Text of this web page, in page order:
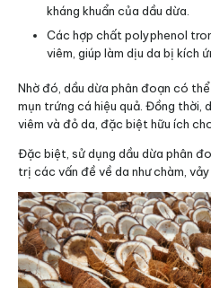
kháng khuẩn của dầu dừa.
Các hợp chất polyphenol
viêm, giúp làm dịu da bị kích
Nhờ đó, dầu dừa phân đoạn có
mụn trứng cá hiệu quả. Đồng thời,
viêm và đỏ da, đặc biệt hữu ích
Đặc biệt, sử dụng dầu dừa phân
trị các vấn đề về da như chàm, vảy